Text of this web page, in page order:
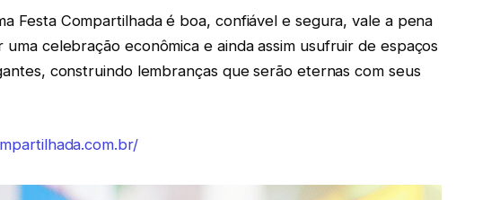
Festa Compartilhada é boa, confiável e segura, vale a pena
celebração econômica e ainda assim usufruir de espaços
construindo lembranças que serão eternas com seus